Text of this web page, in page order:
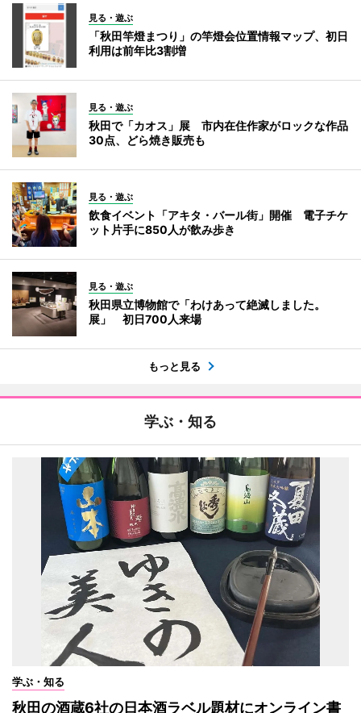
見る・遊ぶ
「秋田竿燈まつり」の竿燈会位置情報マップ、初日
利用は前年比3割増
見る・遊ぶ
秋田で「カオス」展 市内在住作家がロックな作品
30点、どら焼き販売も
見る・遊ぶ
飲食イベント「アキタ・バール街」開催 電子チケ
ット片手に850人が飲み歩き
見る・遊ぶ
秋田県立博物館で「わけあって絶滅しました。
展」 初日700人来場
もっと見る
学ぶ・知る
学ぶ・知る
秋田の酒蔵6社の日本酒ラベル題材にオンライン書